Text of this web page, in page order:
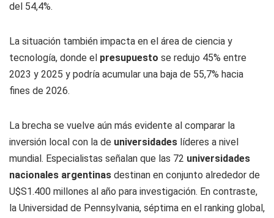
del 54,4%.
La situación también impacta en el área de ciencia y
tecnología, donde el presupuesto se redujo 45% entre
2023 y 2025 y podría acumular una baja de 55,7% hacia
fines de 2026.
La brecha se vuelve aún más evidente al comparar la
inversión local con la de universidades líderes a nivel
mundial. Especialistas señalan que las 72 universidades
nacionales argentinas destinan en conjunto alrededor de
U$S1.400 millones al año para investigación. En contraste,
la Universidad de Pennsylvania, séptima en el ranking global,